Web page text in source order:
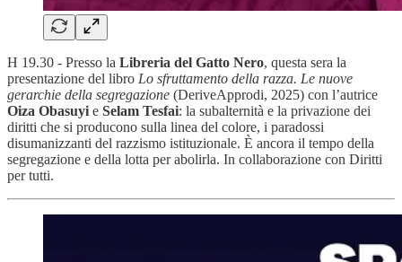
H 19.30 - Presso la Libreria del Gatto Nero, questa sera la
presentazione del libro Lo sfruttamento della razza. Le nuove
gerarchie della segregazione (DeriveApprodi, 2025) con l’autrice
Oiza Obasuyi e Selam Tesfai: la subalternità e la privazione dei
diritti che si producono sulla linea del colore, i paradossi
disumanizzanti del razzismo istituzionale. È ancora il tempo della
segregazione e della lotta per abolirla. In collaborazione con Diritti
per tutti.